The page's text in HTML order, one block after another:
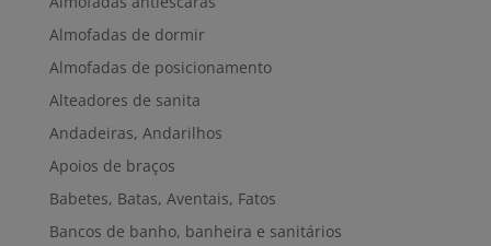
Almofadas de dormir
Almofadas de posicionamento
Alteadores de sanita
Andadeiras, Andarilhos
Apoios de braços
Babetes, Batas, Aventais, Fatos
Bancos de banho, banheira e sanitários